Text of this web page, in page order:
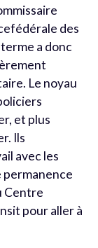
des
a donc
Le noyau
et plus
Ils
avec les
Centre
pour aller à